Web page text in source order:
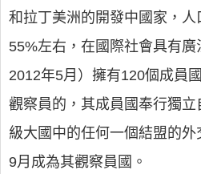
和拉丁美洲的開發中國家，
55%左右，在國際社會具有
2012年5月）擁有120個成員
觀察員的，其成員國奉行獨
級大國中的任何一個結盟的
9月成為其觀察員國。